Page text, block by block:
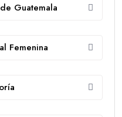
Guatemala
Femenina